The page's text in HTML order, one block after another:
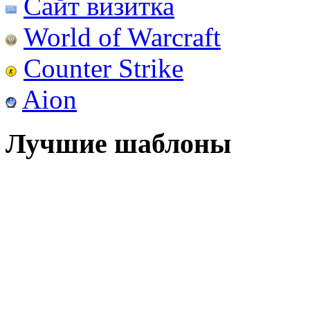
World of Warcraft
Counter Strike
Aion
Лучшие шаблоны